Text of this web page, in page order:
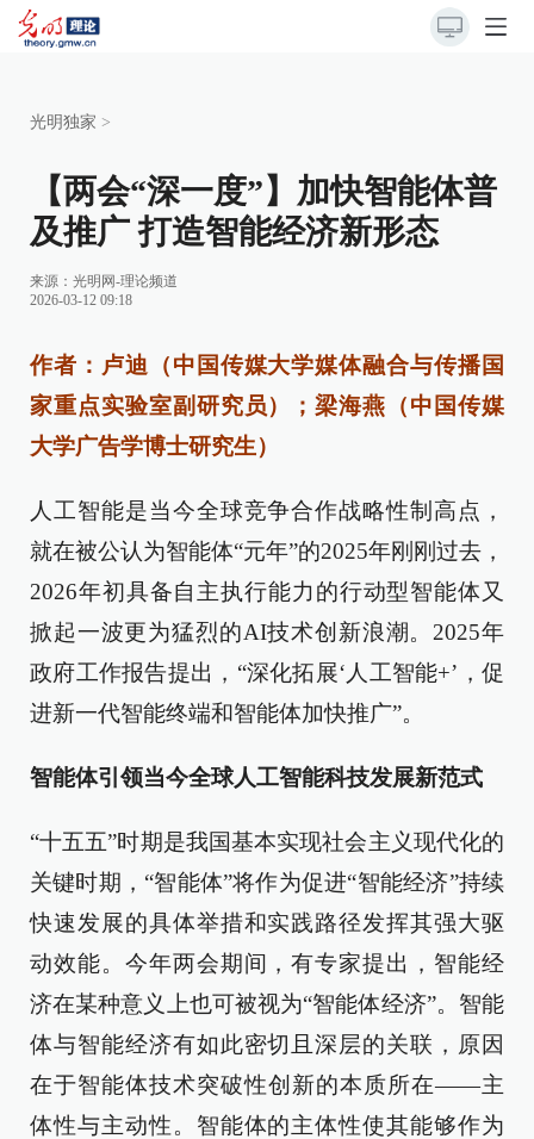
光明独家 >
【两会“深一度”】加快智能体普
及推广 打造智能经济新形态
来源： 光明网-理论频道
2026-03-12 09:18
作者：卢迪（中国传媒大学媒体融合与传播国
家重点实验室副研究员）；梁海燕（中国传媒
大学广告学博士研究生）
人工智能是当今全球竞争合作战略性制高点，
就在被公认为智能体“元年”的2025年刚刚过去，
2026年初具备自主执行能力的行动型智能体又
掀起一波更为猛烈的AI技术创新浪潮。2025年
政府工作报告提出，“深化拓展‘人工智能+’，促
进新一代智能终端和智能体加快推广”。
智能体引领当今全球人工智能科技发展新范式
“十五五”时期是我国基本实现社会主义现代化的
关键时期，“智能体”将作为促进“智能经济”持续
快速发展的具体举措和实践路径发挥其强大驱
动效能。今年两会期间，有专家提出，智能经
济在某种意义上也可被视为“智能体经济”。智能
体与智能经济有如此密切且深层的关联，原因
在于智能体技术突破性创新的本质所在——主
体性与主动性。智能体的主体性使其能够作为